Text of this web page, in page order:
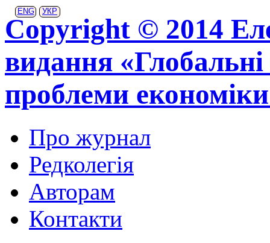
ENG УКР
Copyright © 2014
видання «Глобальні
проблеми
Про журнал
Редколегія
Авторам
Контакти